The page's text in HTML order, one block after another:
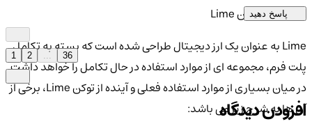
کاربردهای توکن Lime
Lime به عنوان یک ارز دیجیتال طراحی شده است که بسته به تکامل
پلت فرم، مجموعه ای از موارد استفاده در حال تکامل را خواهد داشت.
در میان بسیاری از موارد استفاده فعلی و آینده از توکن Lime، برخی از
آن ها به شرح زیر می باشد:
پاسخ دهید
... 36
افزودن دیدگاه